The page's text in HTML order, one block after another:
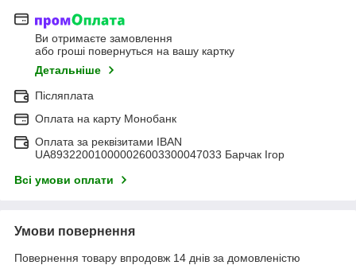
Ви отримаєте замовлення
або гроші повернуться на вашу картку
Детальніше
Післяплата
Оплата на карту Монобанк
Оплата за реквізитами IBAN
UA893220010000026003300047033 Барчак Ігор
Всі умови оплати
Умови повернення
Повернення товару впродовж 14 днів за домовленістю